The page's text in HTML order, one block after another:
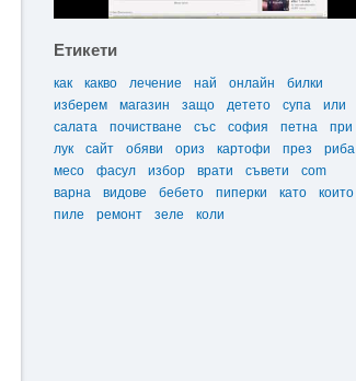
Етикети
как какво лечение най онлайн
билки
изберем
магазин защо детето супа
или
салата
почистване със софия петна
при
лук
сайт обяви ориз картофи през
риба
месо
фасул избор врати съвети
com
варна
видове бебето пиперки като
които
пиле
ремонт зеле коли